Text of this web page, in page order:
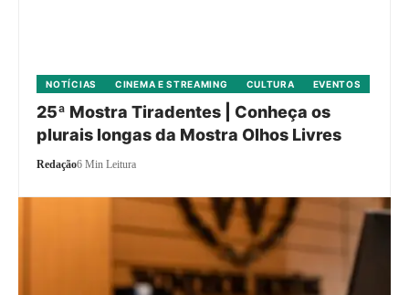
NOTÍCIAS CINEMA E STREAMING CULTURA EVENTOS
25ª Mostra Tiradentes | Conheça os
plurais longas da Mostra Olhos Livres
Redação6 Min Leitura